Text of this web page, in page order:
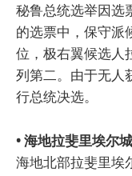
秘鲁总统选举因选
的选票中，保守派
位，极右翼候选人
列第二。由于无人
行总统决选。
• 海地拉斐里埃尔
海地北部拉斐里埃